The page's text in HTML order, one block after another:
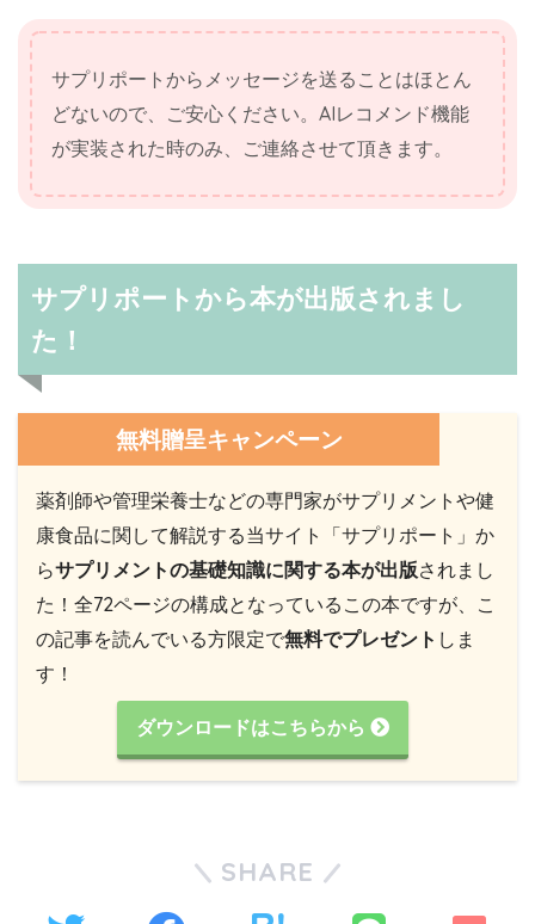
サプリポートからメッセージを送ることはほとん
どないので、ご安心ください。AIレコメンド機能
が実装された時のみ、ご連絡させて頂きます。
サプリポートから本が出版されまし
た！
無料贈呈キャンペーン
薬剤師や管理栄養士などの専門家がサプリメントや健
康食品に関して解説する当サイト「サプリポート」か
らサプリメントの基礎知識に関する本が出版されまし
た！全72ページの構成となっているこの本ですが、こ
の記事を読んでいる方限定で無料でプレゼント しま
す！
ダウンロードはこちらから
SHARE